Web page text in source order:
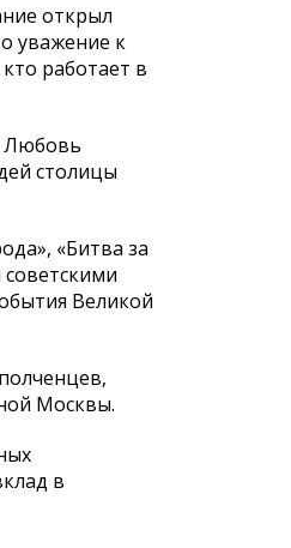
открыл
уважение к
работает в
Любовь
столицы
«Битва за
Великой
Москвы.
в